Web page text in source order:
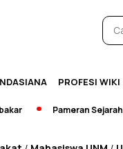
PROFESI WIKI
Pameran Sejarah